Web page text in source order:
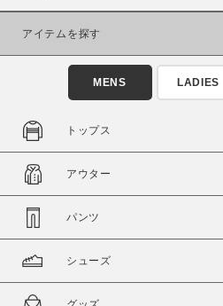
アイテムを探す
MENS LADIES
トップス
アウター
パンツ
シューズ